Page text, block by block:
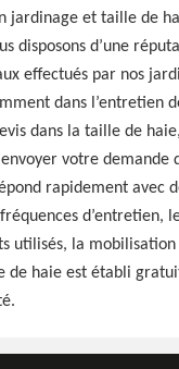
jardinage et taille de
disposons d’une
effectués par nos
dans l’entretien
dans la taille de
votre demande
rapidement avec
d’entretien,
utilisés, la
de haie est établi